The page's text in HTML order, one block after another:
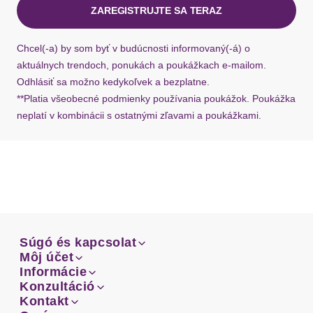
ZAREGISTRUJTE SA TERAZ
Chcel(-a) by som byť v budúcnosti informovaný(-á) o
aktuálnych trendoch, ponukách a poukážkach e-mailom.
Odhlásiť sa možno kedykoľvek a bezplatne.
**Platia všeobecné podmienky používania poukážok. Poukážka
neplatí v kombinácii s ostatnými zľavami a poukážkami.
Súgó és kapcsolat
Email
Facebook
Súgó és kapcsolat
Email
Môj účet
Prehľad objednávok
Môj účet
Prehľad objednávok
Informácie
Doprava
Informácie
Konzultáció
Sprievodca-veľkosťami
Konzultáció
Kontakt